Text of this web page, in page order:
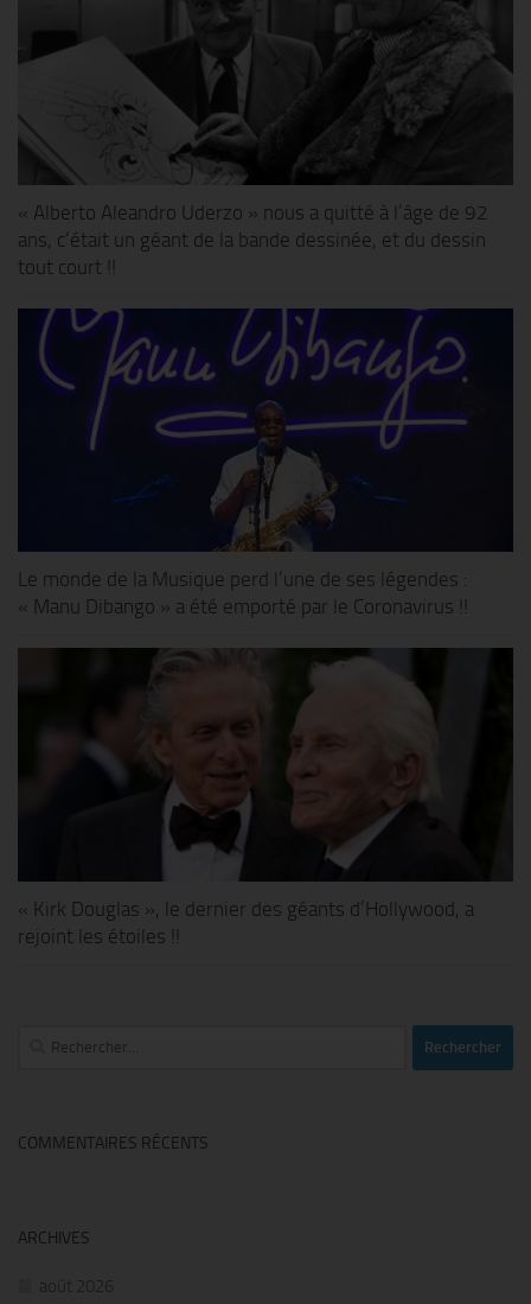
« Alberto Aleandro Uderzo » nous a quitté à l’âge de 92
ans, c’était un géant de la bande dessinée, et du dessin
tout court !!
Le monde de la Musique perd l’une de ses légendes :
« Manu Dibango » a été emporté par le Coronavirus !!
« Kirk Douglas », le dernier des géants d’Hollywood, a
rejoint les étoiles !!
Rechercher :
COMMENTAIRES RÉCENTS
ARCHIVES
août 2026